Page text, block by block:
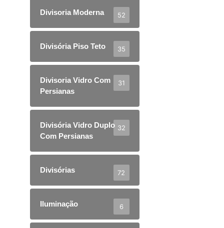
Divisoria Moderna 52
Divisória Piso Teto 35
Divisoria Vidro Com
Persianas
31
Divisória Vidro Duplo
Com Persianas
32
Divisórias 72
Iluminação 6